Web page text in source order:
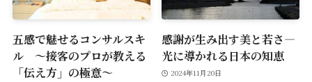
五感で魅せるコンサルスキ
ル ～接客のプロが教える
「伝え方」の極意～
感謝が生み出す美と若さ―
光に導かれる日本の知恵
2024年11月20日